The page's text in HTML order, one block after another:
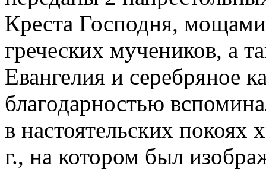
Креста Господня,
греческих мучеников, а
Евангелия и серебряное
благодарностью
в настоятельских покоях
г., на котором был